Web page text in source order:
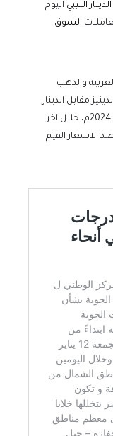
الدينار الليبي اليوم
السوق
والذهب
مقابل الدينار
الليبي في السوق الموازي اليوم الجمعة 12 يناير 2024م، خلال اخر
الاسعار القيم